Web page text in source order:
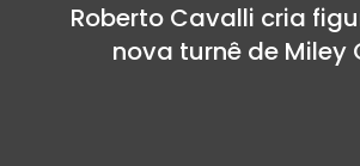
Roberto Cavalli cria
nova turnê de Miley